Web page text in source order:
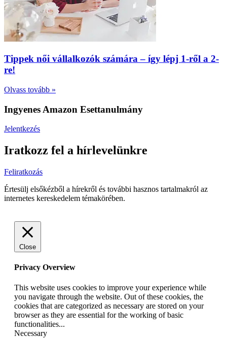
Tippek női vállalkozók számára – így lépj 1-ről a 2-
re!
Olvass tovább »
Ingyenes Amazon Esettanulmány
Jelentkezés
Iratkozz fel a hírlevelünkre
Feliratkozás
Értesülj elsőkézből a hírekről és további hasznos tartalmakról az
internetes kereskedelem témakörében.
Close
Privacy Overview
This website uses cookies to improve your experience while
you navigate through the website. Out of these cookies, the
cookies that are categorized as necessary are stored on your
browser as they are essential for the working of basic
functionalities...
Necessary